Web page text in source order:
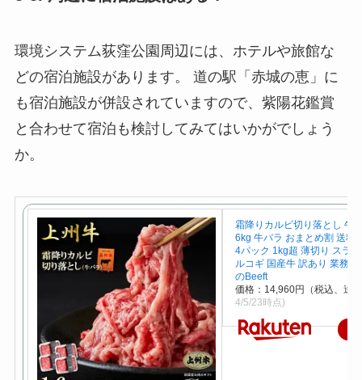
環境システム荻窪公園周辺には、ホテルや旅館な
どの宿泊施設があります。 道の駅「赤城の恵」に
も宿泊施設が併設されていますので、紫陽花鑑賞
と合わせて宿泊も検討してみてはいかがでしょう
か。
霜降りカルビ切り落とし 牛
6kg 牛バラ おまとめ割 送料
4パック 1kg超 薄切り スラ
ルコギ 国産牛 訳あり 業務用
のBeeft
価格：14,960円（税込、送
4/5/23時点)